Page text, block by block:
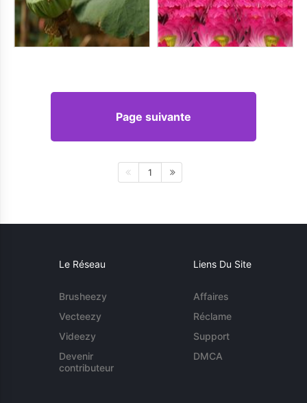
Page suivante
1
Le Réseau
Brusheezy
Vecteezy
Videezy
Devenir
contributeur
Liens Du Site
Affaires
Réclame
Support
DMCA